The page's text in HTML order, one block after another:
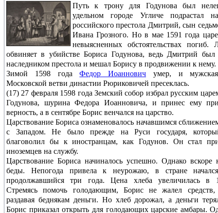
Путь к трону для Годунова был
удельном городе Угличе подрастал
российского престола Дмитрий, сын
Ивана Грозного. Но в мае 1591 года
невыясненных обстоятельствах погиб.
обвиняет в убийстве Бориса Годунова, ведь Дмитрий
наследником престола и мешал Борису в продвижении к нему.
Зимой 1598 годаФедор Иоаннович умер, и
Московской ветви династии Рюриковичей пресеклась.
(17) 27 февраля 1598 года Земский собор избрал русским
Годунова, шурина Федора Иоанновича, и принес ему
верность, а в сентябре Борис венчался на царство.
Царствование Бориса ознаменовалось начавшимся
с Западом. Не было прежде на Руси государя,
благоволил бы к иностранцам, как Годунов. Он стал
иноземцев на службу.
Царствование Бориса начиналось успешно. Однако вскоре
беды. Непогода привела к неурожаю, в стране
продолжавшийся три года. Цена хлеба увеличилась в
Стремясь помочь голодающим, Борис не жалел
раздавая беднякам деньги. Но хлеб дорожал, а деньги
Борис приказал открыть для голодающих царские амбары.